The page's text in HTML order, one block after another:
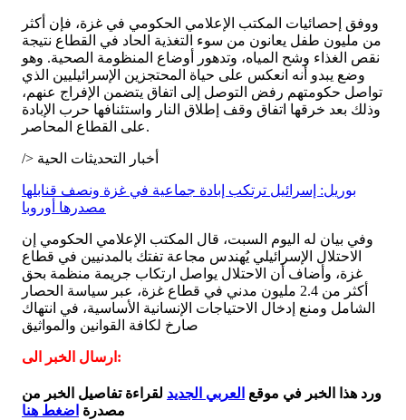
ووفق إحصائيات المكتب الإعلامي الحكومي في غزة، فإن أكثر
من مليون طفل يعانون من سوء التغذية الحاد في القطاع نتيجة
نقص الغذاء وشح المياه، وتدهور أوضاع المنظومة الصحية. وهو
وضع يبدو أنه انعكس على حياة المحتجزين الإسرائيليين الذي
تواصل حكومتهم رفض التوصل إلى اتفاق يتضمن الإفراج عنهم،
وذلك بعد خرقها اتفاق وقف إطلاق النار واستئنافها حرب الإبادة
على القطاع المحاصر.
/> أخبار التحديثات الحية
بوريل: إسرائيل ترتكب إبادة جماعية في غزة ونصف قنابلها
مصدرها أوروبا
وفي بيان له اليوم السبت، قال المكتب الإعلامي الحكومي إن
الاحتلال الإسرائيلي يُهندس مجاعة تفتك بالمدنيين في قطاع
غزة، وأضاف أن الاحتلال يواصل ارتكاب جريمة منظمة بحق
أكثر من 2.4 مليون مدني في قطاع غزة، عبر سياسة الحصار
الشامل ومنع إدخال الاحتياجات الإنسانية الأساسية، في انتهاك
صارخ لكافة القوانين والمواثيق
ارسال الخبر الى:
ورد هذا الخبر في موقع العربي الجديد لقراءة تفاصيل الخبر من
مصدرة اضغط هنا